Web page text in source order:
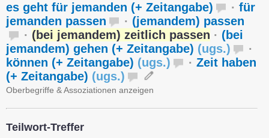
es geht für jemanden (+ Zeitangabe) · für
jemanden passen
· (jemandem) passen
· (bei jemandem) zeitlich passen · (bei
jemandem) gehen (+ Zeitangabe) (ugs.)
·
können (+ Zeitangabe) (ugs.) · Zeit haben
(+ Zeitangabe) (ugs.)
Oberbegriffe & Assoziationen anzeigen
Teilwort-Treffer